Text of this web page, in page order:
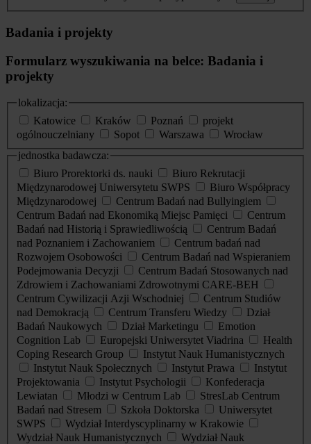
Badania i projekty
Formularz wyszukiwania na belce: Badania i
projekty
lokalizacja:
Katowice
Kraków Poznań
projekt
ogólnouczelniany
Sopot Warszawa
Wrocław
jednostka badawcza:
Biuro Prorektorki ds. nauki
Biuro Rekrutacji
Międzynarodowej Uniwersytetu SWPS
Biuro Współpracy
Międzynarodowej
Centrum Badań nad Bullyingiem
Centrum Badań nad Ekonomiką Miejsc Pamięci
Centrum
Badań nad Historią i Sprawiedliwością
Centrum Badań
nad Poznaniem i Zachowaniem
Centrum badań nad
Rozwojem Osobowości
Centrum Badań nad Wspieraniem
Podejmowania Decyzji
Centrum Badań Stosowanych nad
Zdrowiem i Zachowaniami Zdrowotnymi CARE-BEH
Centrum Cywilizacji Azji Wschodniej
Centrum Studiów
nad Demokracją
Centrum Transferu Wiedzy
Dział
Badań Naukowych
Dział Marketingu
Emotion
Cognition Lab
Europejski Uniwersytet Viadrina
Health
Coping Research Group
Instytut Nauk Humanistycznych
Instytut Nauk Społecznych
Instytut Prawa
Instytut
Projektowania
Instytut Psychologii
Konfederacja
Lewiatan
Młodzi w Centrum Lab
StresLab Centrum
Badań nad Stresem
Szkoła Doktorska
Uniwersytet
SWPS
Wydział Interdyscyplinarny w Krakowie
Wydział Nauk Humanistycznych
Wydział Nauk